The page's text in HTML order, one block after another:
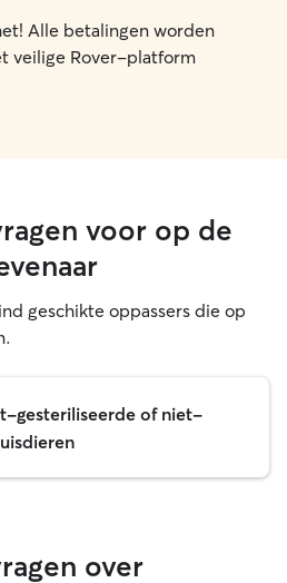
Alle betalingen worden
veilige Rover-platform
voor op de
geschikte oppassers die op
gesteriliseerde of niet-
over